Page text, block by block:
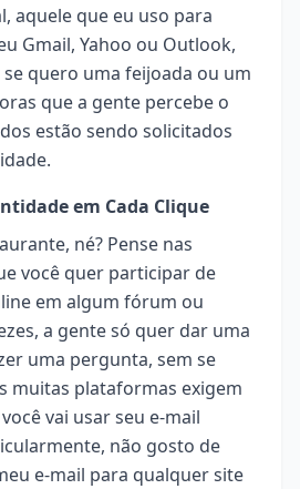
aquele que eu uso para
Gmail, Yahoo ou Outlook,
quero uma feijoada ou um
que a gente percebe o
estão sendo solicitados
em Cada Clique
né? Pense nas
você quer participar de
em algum fórum ou
a gente só quer dar uma
uma pergunta, sem se
muitas plataformas exigem
vai usar seu e-mail
não gosto de
e-mail para qualquer site